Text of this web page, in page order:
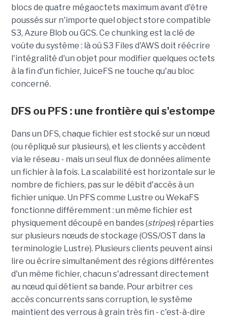
blocs de quatre mégaoctets maximum avant d'être
poussés sur n'importe quel object store compatible
S3, Azure Blob ou GCS. Ce chunking est la clé de
voûte du système : là où S3 Files d'AWS doit réécrire
l'intégralité d'un objet pour modifier quelques octets
à la fin d'un fichier, JuiceFS ne touche qu'au bloc
concerné.
DFS ou PFS : une frontière qui s'estompe
Dans un DFS, chaque fichier est stocké sur un nœud
(ou répliqué sur plusieurs), et les clients y accèdent
via le réseau - mais un seul flux de données alimente
un fichier à la fois. La scalabilité est horizontale sur le
nombre de fichiers, pas sur le débit d'accès à un
fichier unique. Un PFS comme Lustre ou WekaFS
fonctionne différemment : un même fichier est
physiquement découpé en bandes (stripes) réparties
sur plusieurs nœuds de stockage (OSS/OST dans la
terminologie Lustre). Plusieurs clients peuvent ainsi
lire ou écrire simultanément des régions différentes
d'un même fichier, chacun s'adressant directement
au nœud qui détient sa bande. Pour arbitrer ces
accès concurrents sans corruption, le système
maintient des verrous à grain très fin - c'est-à-dire